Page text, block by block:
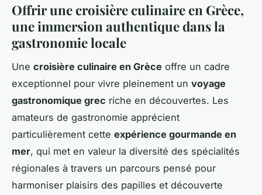
Offrir une croisière culinaire en Grèce,
une immersion authentique dans la
gastronomie locale
Une croisière culinaire en Grèce offre un cadre
exceptionnel pour vivre pleinement un voyage
gastronomique grec riche en découvertes. Les
amateurs de gastronomie apprécient
particulièrement cette expérience gourmande en
mer, qui met en valeur la diversité des spécialités
régionales à travers un parcours pensé pour
harmoniser plaisirs des papilles et découverte